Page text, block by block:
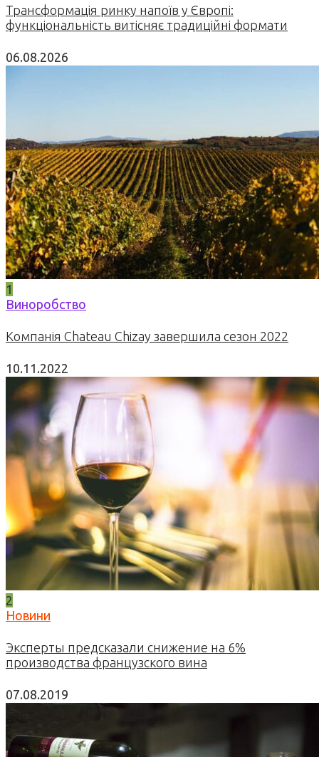
Трансформація ринку напоїв у Європі:
функціональність витісняє традиційні формати
06.08.2026
1
Виноробство
Компанія Chateau Chizay завершила сезон 2022
10.11.2022
2
Новини
Эксперты предсказали снижение на 6%
производства французского вина
07.08.2019